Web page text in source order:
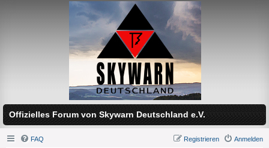
Offizielles Forum von Skywarn Deutschland e.V.
FAQ Anmelden
Registrieren